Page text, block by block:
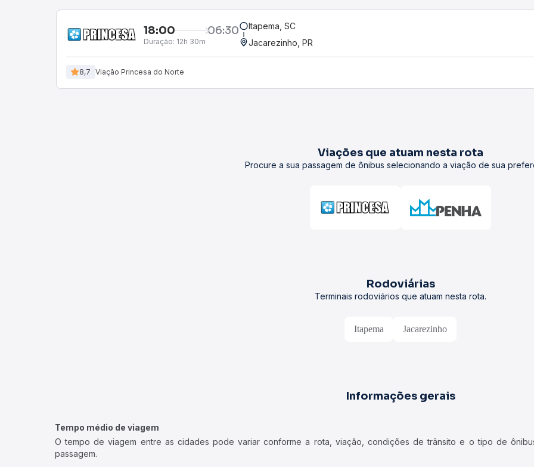
18:00 06:30
Duração: 12h 30m
Itapema, SC
Jacarezinho, PR
8,7 Viação Princesa do Norte
Viações que atuam nesta rota
Procure a sua passagem de ônibus selecionando a viação de sua
Rodoviárias
Terminais rodoviários que atuam nesta rota.
Itapema Jacarezinho
Informações gerais
Tempo médio de viagem
O tempo de viagem entre as cidades pode variar conforme a rota, viação, condições de trânsito e o tipo de
passagem.